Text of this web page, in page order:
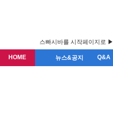
스빠시바를 시작페이지로 ▶
HOME 뉴스&공지 Q&A